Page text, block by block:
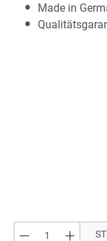
Made in
Produkt